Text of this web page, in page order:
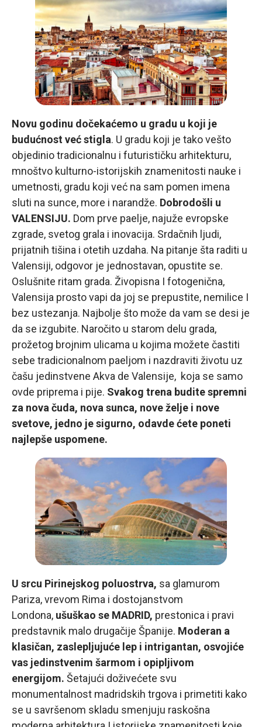
Novu godinu dočekaćemo u gradu u koji je
budućnost već stigla. U gradu koji je tako vešto
objedinio tradicionalnu i futurističku arhitekturu,
mnoštvo kulturno-istorijskih znamenitosti nauke i
umetnosti, gradu koji već na sam pomen imena
sluti na sunce, more i narandže. Dobrodošli u
VALENSIJU. Dom prve paelje, najuže evropske
zgrade, svetog grala i inovacija. Srdačnih ljudi,
prijatnih tišina i otetih uzdaha. Na pitanje šta raditi u
Valensiji, odgovor je jednostavan, opustite se.
Oslušnite ritam grada. Živopisna I fotogenična,
Valensija prosto vapi da joj se prepustite, nemilice I
bez ustezanja. Najbolje što može da vam se desi je
da se izgubite. Naročito u starom delu grada,
prožetog brojnim ulicama u kojima možete častiti
sebe tradicionalnom paeljom i nazdraviti životu uz
čašu jedinstvene Akva de Valensije, koja se samo
ovde priprema i pije. Svakog trena budite spremni
za nova čuda, nova sunca, nove želje i nove
svetove, jedno je sigurno, odavde ćete poneti
najlepše uspomene.
U srcu Pirinejskog poluostrva, sa glamurom
Pariza, vrevom Rima i dostojanstvom
Londona, ušuškao se MADRID, prestonica i pravi
predstavnik malo drugačije Španije. Moderan a
klasičan, zaslepljujuće lep i intrigantan, osvojiće
vas jedinstvenim šarmom i opipljivom
energijom. Šetajući doživećete svu
monumentalnost madridskih trgova i primetiti kako
se u savršenom skladu smenjuju raskošna